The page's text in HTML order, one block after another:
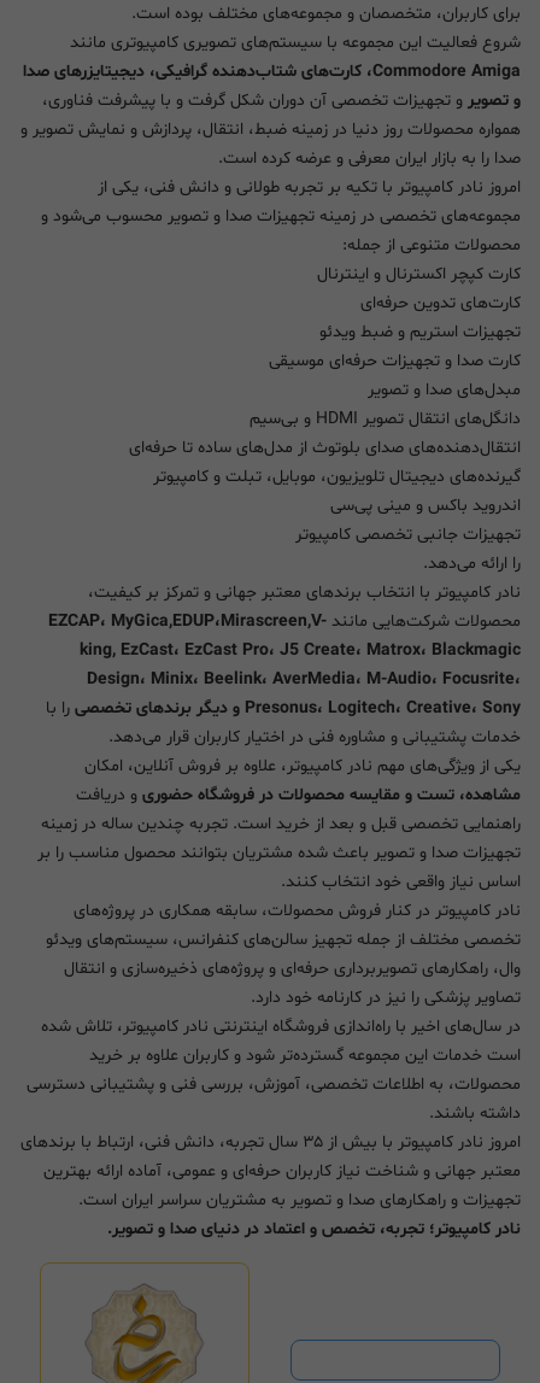
برای کاربران، متخصصان و مجموعه‌های مختلف بوده است.
شروع فعالیت این مجموعه با سیستم‌های تصویری کامپیوتری مانند
Commodore Amiga، کارت‌های شتاب‌دهنده گرافیکی، دیجیتایزرهای صدا
و تصویر و تجهیزات تخصصی آن دوران شکل گرفت و با پیشرفت فناوری،
همواره محصولات روز دنیا در زمینه ضبط، انتقال، پردازش و نمایش تصویر و
صدا را به بازار ایران معرفی و عرضه کرده است.
امروز نادر کامپیوتر با تکیه بر تجربه طولانی و دانش فنی، یکی از
مجموعه‌های تخصصی در زمینه تجهیزات صدا و تصویر محسوب می‌شود و
محصولات متنوعی از جمله:
کارت کپچر اکسترنال و اینترنال
کارت‌های تدوین حرفه‌ای
تجهیزات استریم و ضبط ویدئو
کارت صدا و تجهیزات حرفه‌ای موسیقی
مبدل‌های صدا و تصویر
دانگل‌های انتقال تصویر HDMI و بی‌سیم
انتقال‌دهنده‌های صدای بلوتوث از مدل‌های ساده تا حرفه‌ای
گیرنده‌های دیجیتال تلویزیون، موبایل، تبلت و کامپیوتر
اندروید باکس و مینی پی‌سی
تجهیزات جانبی تخصصی کامپیوتر
را ارائه می‌دهد.
نادر کامپیوتر با انتخاب برندهای معتبر جهانی و تمرکز بر کیفیت،
محصولات شرکت‌هایی مانند EZCAP، MyGica,EDUP،Mirascreen,V-
king, EzCast، EzCast Pro، J5 Create، Matrox، Blackmagic
Design، Minix، Beelink، AverMedia، M-Audio، Focusrite،
Presonus، Logitech، Creative، Sony و دیگر برندهای تخصصی
را با
خدمات پشتیبانی و مشاوره فنی در اختیار کاربران قرار می‌دهد.
یکی از ویژگی‌های مهم نادر کامپیوتر، علاوه بر فروش آنلاین، امکان
مشاهده، تست و مقایسه محصولات در فروشگاه حضوری و دریافت
راهنمایی تخصصی قبل و بعد از خرید است. تجربه چندین ساله در زمینه
تجهیزات صدا و تصویر باعث شده مشتریان بتوانند محصول مناسب را بر
اساس نیاز واقعی خود انتخاب کنند.
نادر کامپیوتر در کنار فروش محصولات، سابقه همکاری در پروژه‌های
تخصصی مختلف از جمله تجهیز سالن‌های کنفرانس، سیستم‌های ویدئو
وال، راهکارهای تصویربرداری حرفه‌ای و پروژه‌های ذخیره‌سازی و انتقال
تصاویر پزشکی را نیز در کارنامه خود دارد.
در سال‌های اخیر با راه‌اندازی فروشگاه اینترنتی نادر کامپیوتر، تلاش شده
است خدمات این مجموعه گسترده‌تر شود و کاربران علاوه بر خرید
محصولات، به اطلاعات تخصصی، آموزش، بررسی فنی و پشتیبانی دسترسی
داشته باشند.
امروز نادر کامپیوتر با بیش از ۳۵ سال تجربه، دانش فنی، ارتباط با برندهای
معتبر جهانی و شناخت نیاز کاربران حرفه‌ای و عمومی، آماده ارائه بهترین
تجهیزات و راهکارهای صدا و تصویر به مشتریان سراسر ایران است.
نادر کامپیوتر؛ تجربه، تخصص و اعتماد در دنیای صدا و تصویر.